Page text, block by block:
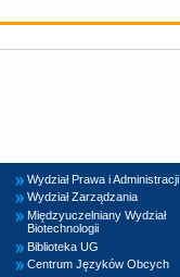
Wydział Prawa i Administracji
Wydział Zarządzania
Międzyuczelniany Wydział
Biotechnologii
Biblioteka UG
Centrum Języków Obcych